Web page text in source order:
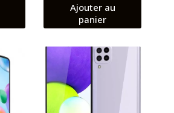
Ajouter au
panier